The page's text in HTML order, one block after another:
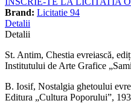
Brand: Licitatie 94
Detalii
Detalii
St. Antim, Chestia evreiască,
Institutului de Arte Grafice
B. Iosif, Nostalgia ghetoului
Editura „Cultura Poporului”,